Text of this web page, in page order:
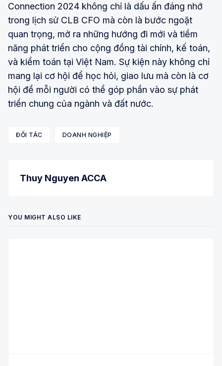
Connection 2024 không chỉ là dấu ấn đáng nhớ
trong lịch sử CLB CFO mà còn là bước ngoặt
quan trọng, mở ra những hướng đi mới và tiềm
năng phát triển cho cộng đồng tài chính, kế toán,
và kiểm toán tại Việt Nam. Sự kiện này không chỉ
mang lại cơ hội để học hỏi, giao lưu mà còn là cơ
hội để mỗi người có thể góp phần vào sự phát
triển chung của ngành và đất nước.
ĐỐI TÁC DOANH NGHIỆP
Thuy Nguyen ACCA
YOU MIGHT ALSO LIKE